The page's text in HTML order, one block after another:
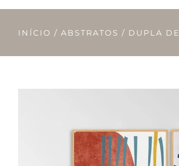
INÍCIO / ABSTRATOS / DUPLA